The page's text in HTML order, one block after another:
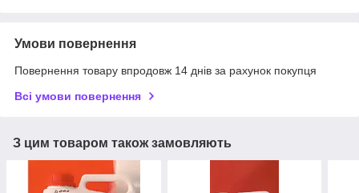
Умови повернення
Повернення товару впродовж 14 днів за рахунок покупця
Всі умови повернення
З цим товаром також замовляють